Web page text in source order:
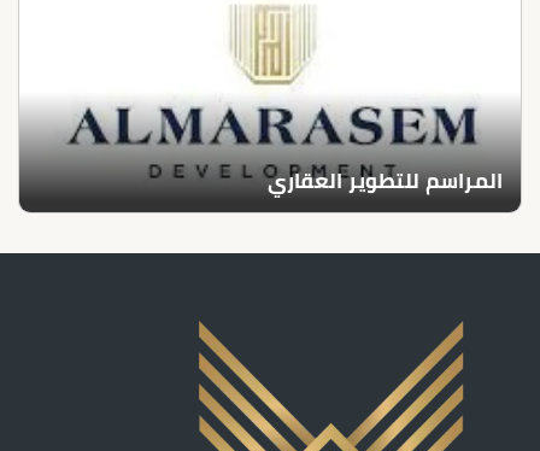
المراسم للتطوير العقاري